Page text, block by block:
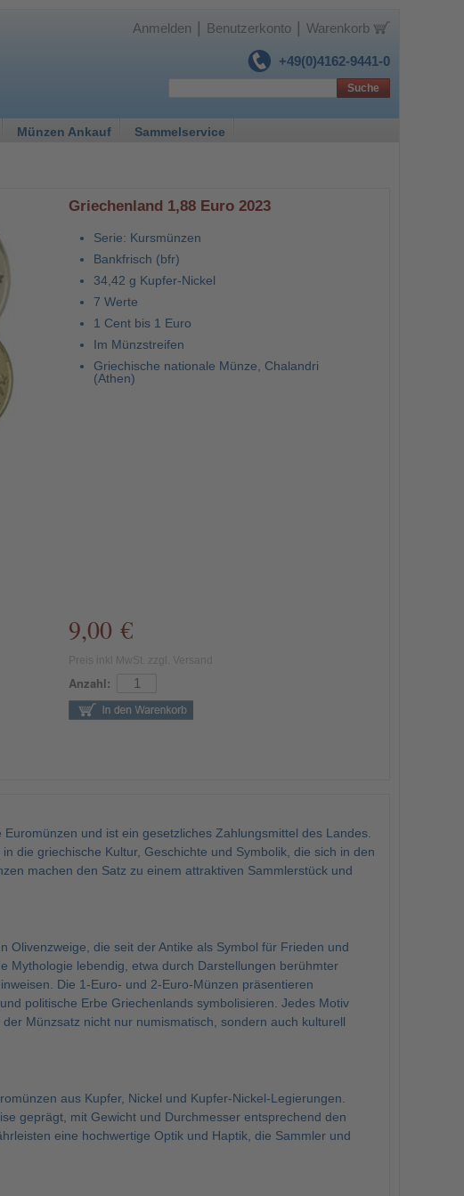
+49(0)4162-9441-0
Anmelden Benutzerkonto Warenkorb
Münzen Ankauf Sammelservice
Suche
Griechenland 1,88 Euro 2023
Serie: Kursmünzen
Bankfrisch (bfr)
34,42 g Kupfer-Nickel
7 Werte
1 Cent bis 1 Euro
Im Münzstreifen
Griechische nationale Münze, Chalandri
(Athen)
9,00 €
Anzahl:
und ist ein gesetzliches Zahlungsmittel des Landes.
die griechische Kultur, Geschichte und Symbolik, die sich in den
machen den Satz zu einem attraktiven Sammlerstück und
die seit der Antike als Symbol für Frieden und
Mythologie lebendig, etwa durch Darstellungen berühmter
Die 1-Euro- und 2-Euro-Münzen präsentieren
politische Erbe Griechenlands symbolisieren. Jedes Motiv
Münzsatz nicht nur numismatisch, sondern auch kulturell
aus Kupfer, Nickel und Kupfer-Nickel-Legierungen.
geprägt, mit Gewicht und Durchmesser entsprechend den
eine hochwertige Optik und Haptik, die Sammler und